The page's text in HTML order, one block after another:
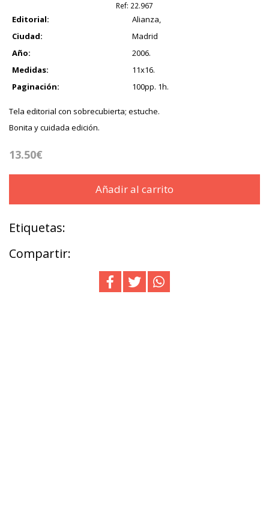
Ref: 22.967
Editorial:
Alianza,
Ciudad:
Madrid
Año:
2006.
Medidas:
11x16.
Paginación:
100pp. 1h.
Tela editorial con sobrecubierta; estuche.
Bonita y cuidada edición.
13.50€
Añadir al carrito
Etiquetas:
Compartir: